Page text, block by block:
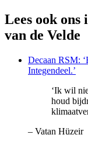
Lees ook ons
van de Velde
Decaan RSM:
Integendeel.’
‘Ik wil
houd
– Vatan Hüzeir